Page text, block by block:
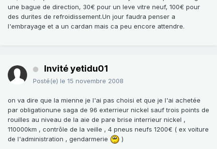
une bague de direction, 30€ pour un leve vitre neuf, 100€ pour
des durites de refroidissement.Un jour faudra penser a
l'embrayage et a un cardan mais ca peu encore attendre.
Invité yetidu01
Posté(e) le 15 novembre 2008
on va dire que la mienne je l'ai pas choisi et que je l'ai achetée
par obligationune saga de 96 exterrieur nickel sauf trois points de
rouilles au niveau de la aie de pare brise interrieur nickel ,
110000km , contrôle de la veille , 4 pneus neufs 1200€ ( ex voiture
de l'administration , gendarmerie
)